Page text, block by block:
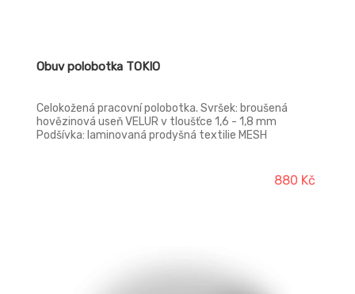
Obuv polobotka TOKIO
Celokožená pracovní polobotka. Svršek: broušená
hovězinová useň VELUR v tloušťce 1,6 - 1,8 mm
Podšívka: laminovaná prodyšná textilie MESH
antistatická, protiskluzová, dvousložkový nástřik
880 Kč